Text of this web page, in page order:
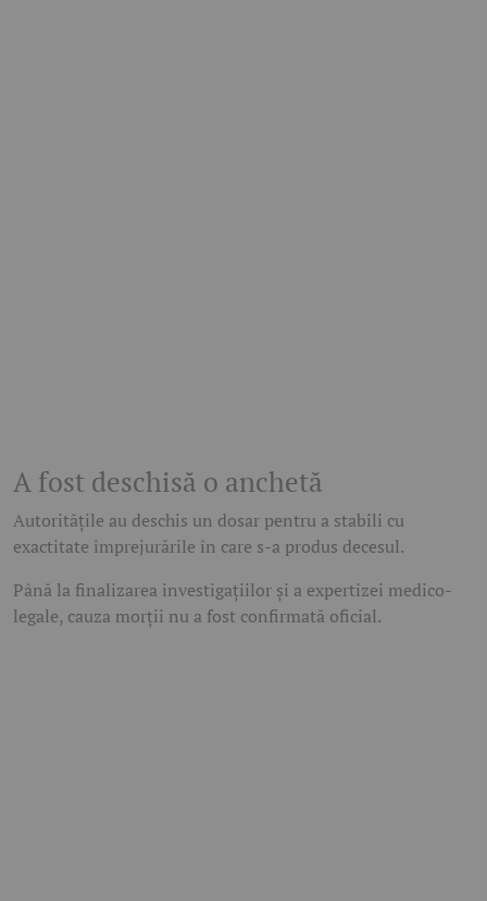
A fost deschisă o anchetă
Autoritățile au deschis un dosar pentru a stabili cu
exactitate împrejurările în care s-a produs decesul.
Până la finalizarea investigațiilor și a expertizei medico-
legale, cauza morții nu a fost confirmată oficial.